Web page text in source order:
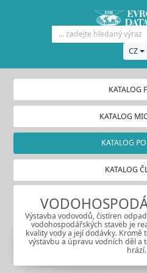
CZ
KATALOG
KATALOG
KATALOG
KATALOG
Výstavba vodovodů, čistíren
vodohospodářských staveb je
kvality vody a její dodávky. Kromě
výstavbu a úpravu vodních děl a
hrází.